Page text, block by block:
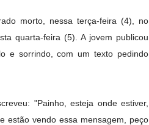
morto, nessa terça-feira (4), no
quarta-feira (5). A jovem publicou
e sorrindo, com um texto pedindo
"Painho, esteja onde estiver,
estão vendo essa mensagem, peço